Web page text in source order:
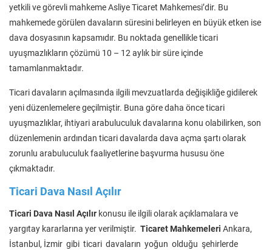
yetkili ve görevli mahkeme Asliye Ticaret Mahkemesi’dir. Bu
mahkemede görülen davaların süresini belirleyen en büyük etken ise
dava dosyasının kapsamıdır. Bu noktada genellikle ticari
uyuşmazlıkların çözümü 10 – 12 aylık bir süre içinde
tamamlanmaktadır.
Ticari davaların açılmasında ilgili mevzuatlarda değişikliğe gidilerek
yeni düzenlemelere geçilmiştir. Buna göre daha önce ticari
uyuşmazlıklar, ihtiyari arabuluculuk davalarına konu olabilirken, son
düzenlemenin ardından ticari davalarda dava açma şartı olarak
zorunlu arabuluculuk faaliyetlerine başvurma hususu öne
çıkmaktadır.
Ticari Dava Nasıl Açılır
Ticari Dava Nasıl Açılır konusu ile ilgili olarak açıklamalara ve
yargıtay kararlarına yer verilmiştir. Ticaret Mahkemeleri Ankara,
İstanbul, İzmir gibi ticari davaların yoğun olduğu şehirlerde